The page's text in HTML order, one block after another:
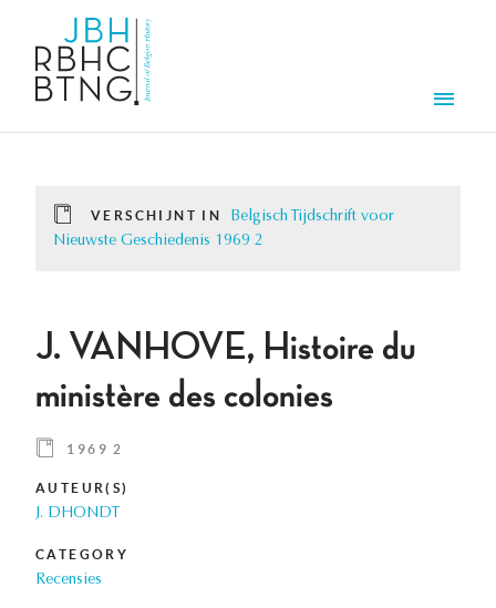
VERSCHIJNT IN
Belgisch Tijdschrift voor
Nieuwste Geschiedenis 1969 2
J. VANHOVE, Histoire du
ministère des colonies
1969 2
AUTEUR(S)
J. DHONDT
CATEGORY
Recensies